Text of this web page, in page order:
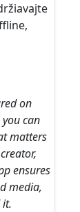
on
can
matters
ensures
media,
it.